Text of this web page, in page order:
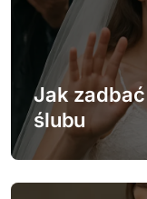
Jak
ślubu